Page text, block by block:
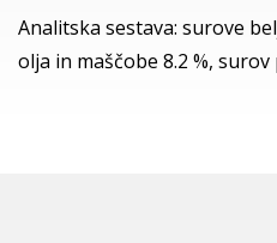
Analitska sestava: surove
olja in maščobe 8.2 %, surov